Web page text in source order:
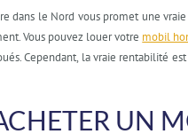
dans le Nord vous promet une
Vous pouvez louer votre mobil
Cependant, la vraie rentabilité
UN